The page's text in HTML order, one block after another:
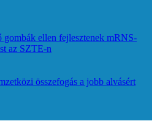
gombák ellen fejlesztenek mRNS-
az SZTE-n
összefogás a jobb alvásért